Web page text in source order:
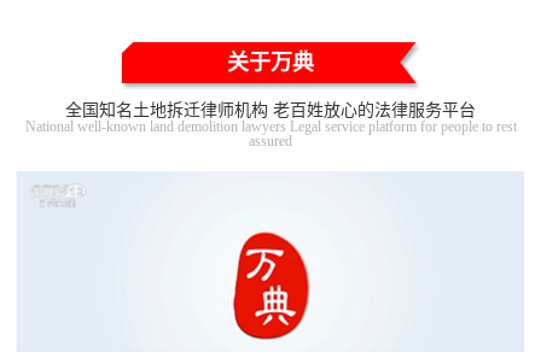
关于万典
全国知名土地拆迁律师机构 老百姓放心的法律服务平台
National well-known land demolition lawyers Legal service platform for people to rest
assured